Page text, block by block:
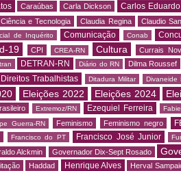
Caraúbas Carla Dickson Carlos
Ciência e Tecnologia Claudia Regina Claudio
de Inquérito Comunicação Conab
19 CPI CREA-RN Cultura Currais
DETRAN-RN Diário do RN Dilma Roussef
Direitos Trabalhistas Ditadura Militar Divaneide
Eleições 2022 Eleições 2024
Extremoz/RN Ezequiel Ferreira
Guerra-RN Feminismo Feminismo negro
Francisco do PT Francisco José Junior
Alckmin Governador Dix-Sept Rosado
Haddad Henrique Alves Herval